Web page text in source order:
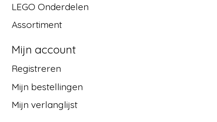
LEGO Onderdelen
Assortiment
Mijn account
Registreren
Mijn bestellingen
Mijn verlanglijst